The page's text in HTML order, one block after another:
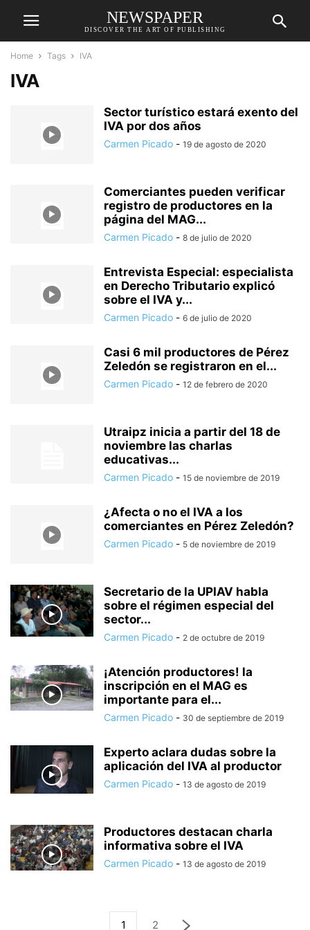
NEWSPAPER
DISCOVER THE ART OF PUBLISHING
Home Tags IVA
IVA
Sector turístico estará exento del
IVA por dos años
Carmen Picado - 19 de agosto de 2020
Comerciantes pueden verificar
registro de productores en la
página del MAG...
Carmen Picado - 8 de julio de 2020
Entrevista Especial: especialista
en Derecho Tributario explicó
sobre el IVA y...
Carmen Picado - 6 de julio de 2020
Casi 6 mil productores de Pérez
Zeledón se registraron en el...
Carmen Picado - 12 de febrero de 2020
Utraipz inicia a partir del 18 de
noviembre las charlas
educativas...
Carmen Picado - 15 de noviembre de 2019
¿Afecta o no el IVA a los
comerciantes en Pérez Zeledón?
Carmen Picado - 5 de noviembre de 2019
Secretario de la UPIAV habla
sobre el régimen especial del
sector...
Carmen Picado - 2 de octubre de 2019
¡Atención productores! la
inscripción en el MAG es
importante para el...
Carmen Picado - 30 de septiembre de 2019
Experto aclara dudas sobre la
aplicación del IVA al productor
Carmen Picado - 13 de agosto de 2019
Productores destacan charla
informativa sobre el IVA
Carmen Picado - 13 de agosto de 2019
1 2